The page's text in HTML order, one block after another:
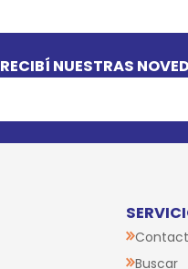
RECIBÍ NUESTRAS
Buscar